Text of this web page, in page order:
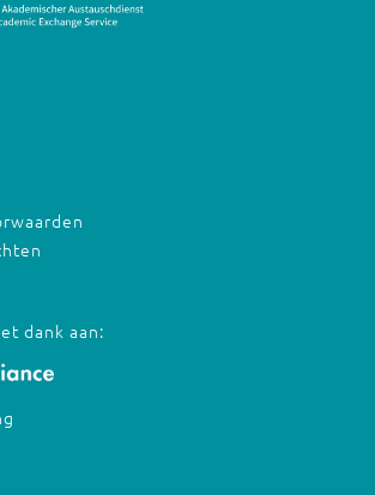
dank aan: